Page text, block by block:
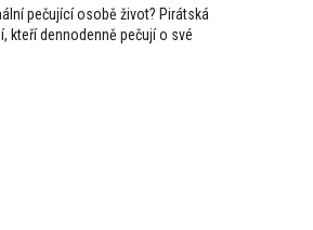
pečující osobě život? Pirátská
kteří dennodenně pečují o své